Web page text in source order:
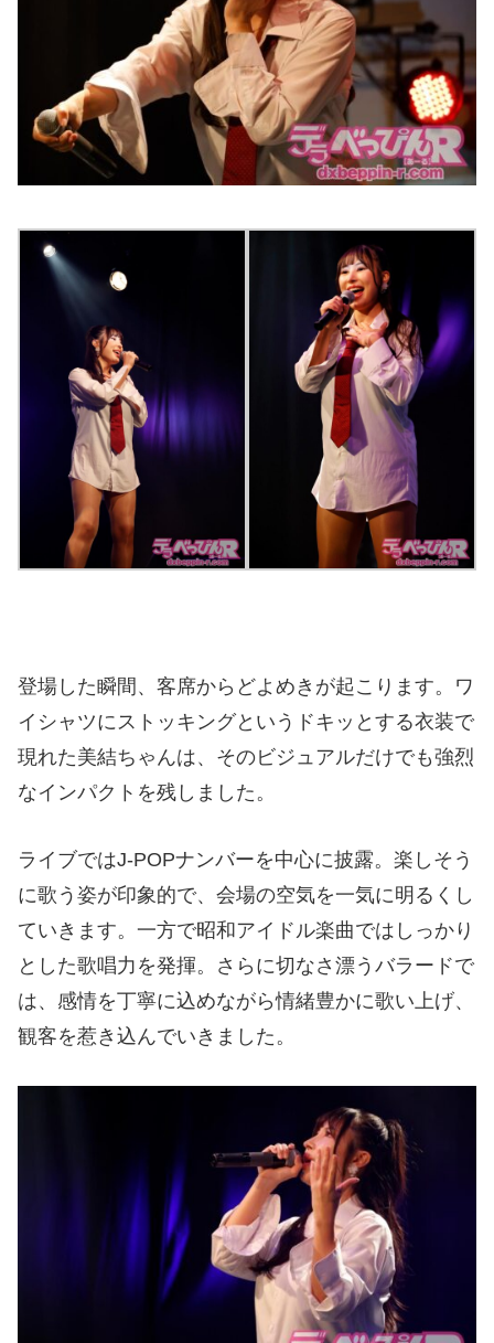
登場した瞬間、客席からどよめきが起こります。ワ
イシャツにストッキングというドキッとする衣装で
現れた美結ちゃんは、そのビジュアルだけでも強烈
なインパクトを残しました。
ライブではJ-POPナンバーを中心に披露。楽しそう
に歌う姿が印象的で、会場の空気を一気に明るくし
ていきます。一方で昭和アイドル楽曲ではしっかり
とした歌唱力を発揮。さらに切なさ漂うバラードで
は、感情を丁寧に込めながら情緒豊かに歌い上げ、
観客を惹き込んでいきました。